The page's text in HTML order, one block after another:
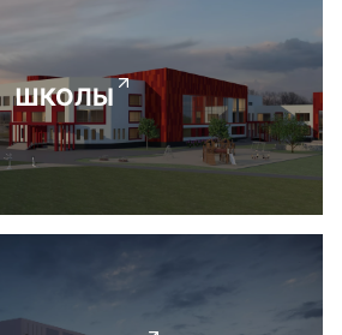
ШКОЛЫ